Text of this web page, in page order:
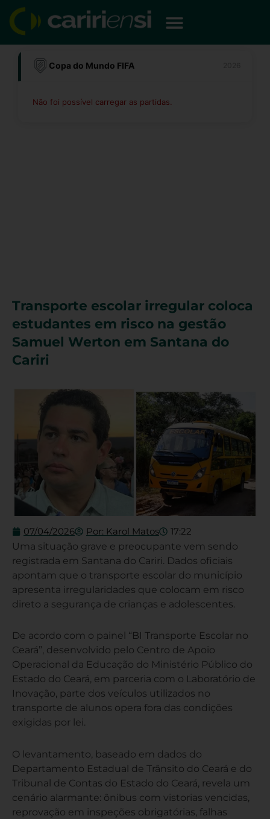
para
conteúdo
Copa do Mundo FIFA
Não foi possível carregar as partidas.
Transporte escolar irregular coloca
estudantes em risco na gestão
Samuel Werton em Santana do
Cariri
07/04/2026 Por: Karol Matos 17:22
Uma situação grave e preocupante vem sendo
registrada em Santana do Cariri. Dados oficiais
apontam que o transporte escolar do município
apresenta irregularidades que colocam em risco
direto a segurança de crianças e adolescentes.
De acordo com o painel “BI Transporte Escolar no
Ceará”, desenvolvido pelo Centro de Apoio
Operacional da Educação do Ministério Público do
Estado do Ceará, em parceria com o Laboratório de
Inovação, parte dos veículos utilizados no
transporte de alunos opera fora das condições
exigidas por lei.
O levantamento, baseado em dados do
Departamento Estadual de Trânsito do Ceará e do
Tribunal de Contas do Estado do Ceará, revela um
cenário alarmante: ônibus com vistorias vencidas,
reprovação em inspeções obrigatórias, falhas